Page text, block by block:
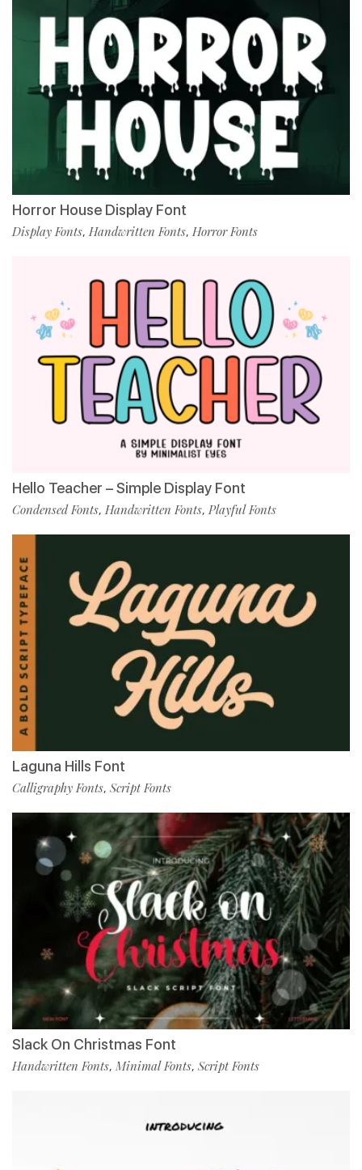
Horror House Display Font
Display Fonts, Handwritten Fonts, Horror Fonts
Hello Teacher – Simple Display Font
Condensed Fonts, Handwritten Fonts, Playful Fonts
Laguna Hills Font
Calligraphy Fonts, Script Fonts
Slack On Christmas Font
Handwritten Fonts, Minimal Fonts, Script Fonts